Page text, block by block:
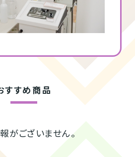
すすめ商品
がございません。